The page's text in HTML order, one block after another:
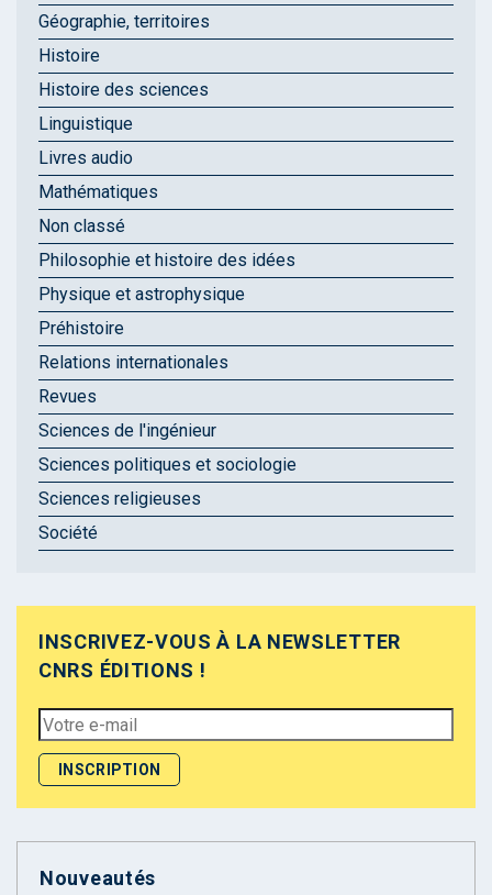
Géographie, territoires
Histoire
Histoire des sciences
Linguistique
Livres audio
Mathématiques
Non classé
Philosophie et histoire des idées
Physique et astrophysique
Préhistoire
Relations internationales
Revues
Sciences de l'ingénieur
Sciences politiques et sociologie
Sciences religieuses
Société
INSCRIVEZ-VOUS À LA NEWSLETTER
CNRS ÉDITIONS !
Nouveautés